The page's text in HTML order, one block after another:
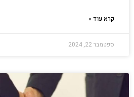
קרא עוד »
ספטמבר 22, 2024